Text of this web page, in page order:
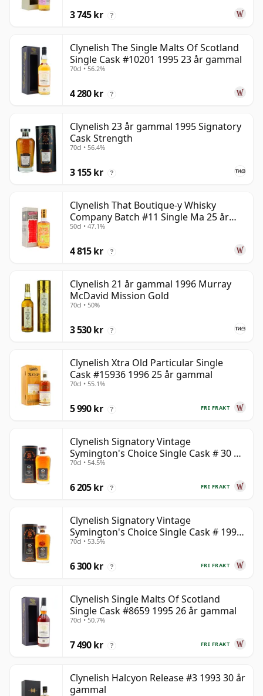
3 745 kr ?
Clynelish The Single Malts Of Scotland
Single Cask #10201 1995 23 år gammal
70cl • 56.2%
4 280 kr ?
Clynelish 23 år gammal 1995 Signatory
Cask Strength
70cl • 56.4%
3 155 kr ?
Clynelish That Boutique-y Whisky
Company Batch #11 Single Ma 25 år
gammal
50cl • 47.1%
4 815 kr ?
Clynelish 21 år gammal 1996 Murray
McDavid Mission Gold
70cl • 50%
3 530 kr ?
Clynelish Xtra Old Particular Single
Cask #15936 1996 25 år gammal
70cl • 55.1%
FRI FRAKT
5 990 kr ?
Clynelish Signatory Vintage
Symington's Choice Single Cask # 30 år
gammal
70cl • 54.5%
FRI FRAKT
6 205 kr ?
Clynelish Signatory Vintage
Symington's Choice Single Cask # 1995
28 år gammal
70cl • 53.5%
FRI FRAKT
6 300 kr ?
Clynelish Single Malts Of Scotland
Single Cask #8659 1995 26 år gammal
70cl • 50.7%
FRI FRAKT
7 490 kr ?
Clynelish Halcyon Release #3 1993 30 år
gammal